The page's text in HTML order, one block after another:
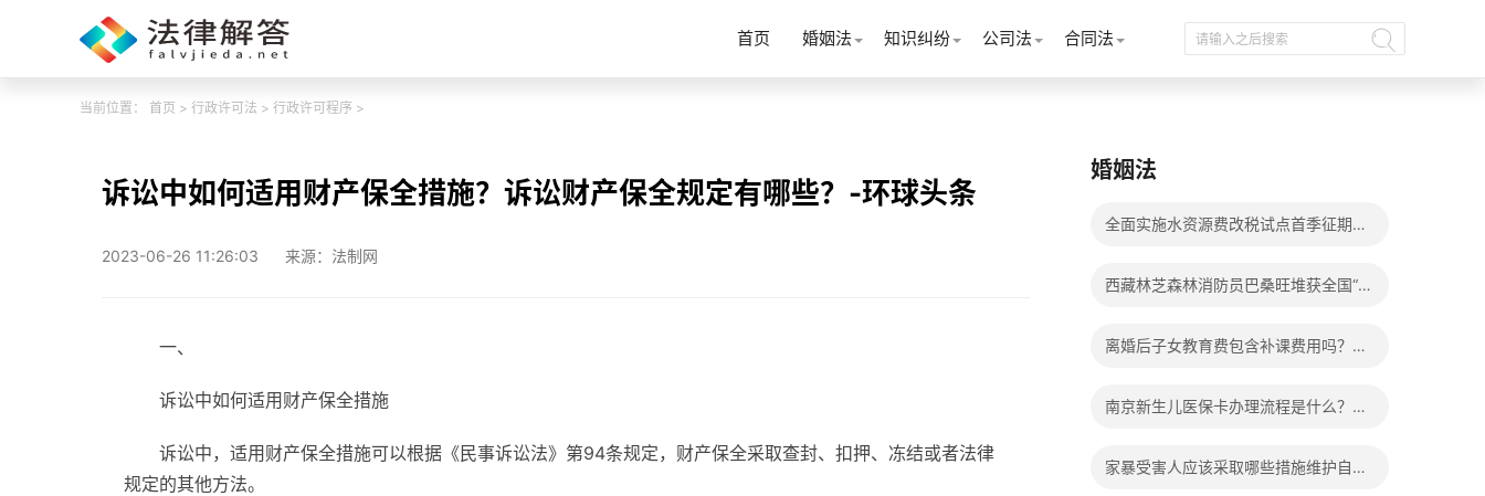
首页 婚姻法 知识纠纷 公司法 合同法
当前位置： 首页 > 行政许可法 > 行政许可程序 >
诉讼中如何适用财产保全措施？诉讼财产保全规定有哪些？-环球头条
2023-06-26 11:26:03 来源：法制网
一、
诉讼中如何适用财产保全措施
诉讼中，适用财产保全措施可以根据《民事诉讼法》第94条规定，财产保全采取查封、扣押、冻结或者法律
规定的其他方法。
婚姻法
全面实施水资源费改税试点首季征期整
西藏林芝森林消防员巴桑旺堆获全国“火
离婚后子女教育费包含补课费用吗？离
南京新生儿医保卡办理流程是什么？办
家暴受害人应该采取哪些措施维护自己